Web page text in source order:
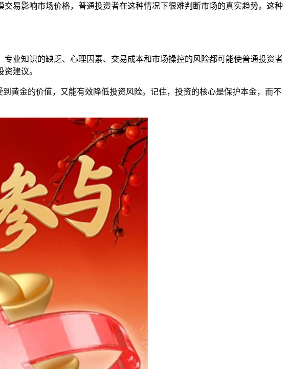
易影响市场价格，普通投资者在这种情况下很难判断市场的真实趋势。这种
业知识的缺乏、心理因素、交易成本和市场操控的风险都可能使普通投资者
建议。
黄金的价值，又能有效降低投资风险。记住，投资的核心是保护本金，而不